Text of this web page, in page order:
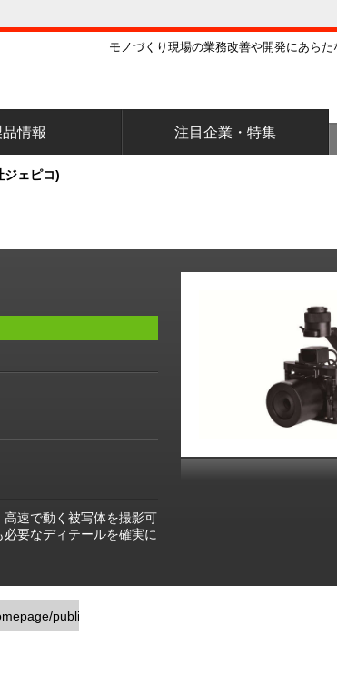
モノづくり現場の業務改善や開発にあら
情報 注目企業・特集
ジェピコ)
速で動く被写体を撮影可
要なディテールを確実に
public_html/usr/detail_products.php